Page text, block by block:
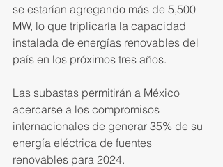
se estarían agregando más de 5,500
MW, lo que triplicaría la capacidad
instalada de energías renovables del
país en los próximos tres años.
Las subastas permitirán a Mé­xico
acercarse a los compromisos
internacionales de generar 35% de su
energía eléctrica de fuentes
renovables para 2024.